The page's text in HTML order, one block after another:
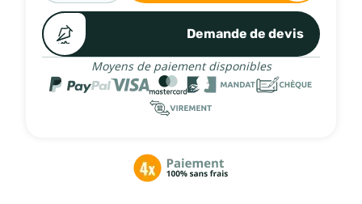
Demande de devis
Moyens de paiement disponibles